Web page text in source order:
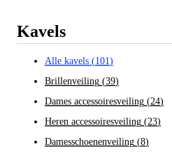
Kavels
Alle kavels (101)
Brillenveiling (39)
Dames accessoiresveiling (24)
Heren accessoiresveiling (23)
Damesschoenenveiling (8)